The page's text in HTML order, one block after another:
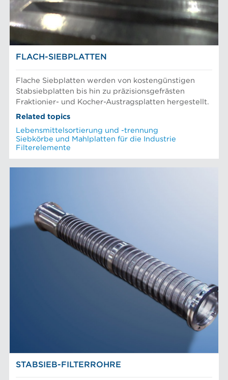
FLACH-SIEBPLATTEN
Flache Siebplatten werden von kostengünstigen
Stabsiebplatten bis hin zu präzisionsgefrästen
Fraktionier- und Kocher-Austragsplatten hergestellt.
Related topics
Lebensmittelsortierung und -trennung
Siebkörbe und Mahlplatten für die Industrie
Filterelemente
STABSIEB-FILTERROHRE